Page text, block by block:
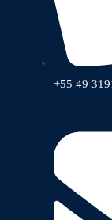
+55 49